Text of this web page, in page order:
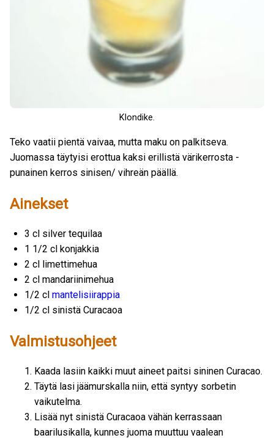
Klondike.
Teko vaatii pientä vaivaa, mutta maku on palkitseva.
Juomassa täytyisi erottua kaksi erillistä värikerrosta -
punainen kerros sinisen/ vihreän päällä.
Ainekset
3 cl silver tequilaa
1 1/2 cl konjakkia
2 cl limettimehua
2 cl mandariinimehua
1/2 cl mantelisiirappia
1/2 cl sinistä Curacaoa
Valmistusohjeet
Kaada lasiin kaikki muut aineet paitsi sininen Curacao.
Täytä lasi jäämurskalla niin, että syntyy sorbetin
vaikutelma.
Lisää nyt sinistä Curacaoa vähän kerrassaan
baarilusikalla, kunnes juoma muuttuu vaalean